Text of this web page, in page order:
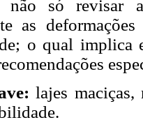
não só revisar
as
o qual implica
lajes